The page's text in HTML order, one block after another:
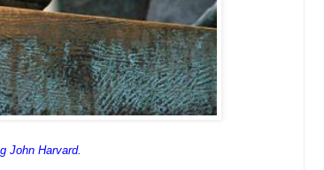
John Harvard.